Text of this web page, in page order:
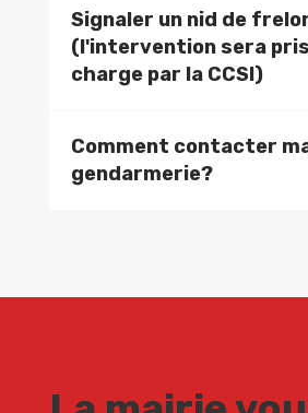
Signaler un nid de
(l'intervention sera
charge par la CCSI)
Comment contacter
gendarmerie?